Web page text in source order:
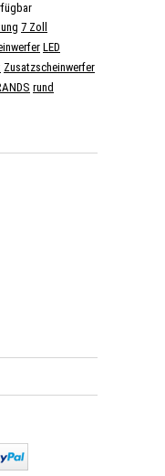
7 Zoll
LED
Zusatzscheinwerfer
rund